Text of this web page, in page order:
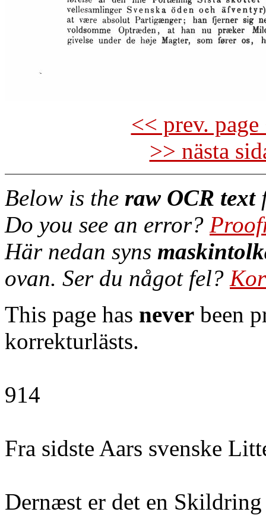
<< prev.
>> nästa
Below is the raw OCR text
Do you see an error?
Här nedan syns
ovan. Ser du något fel?
This page has never been
korrekturlästs.
914
Fra sidste Aars svenske
Dernæst er det en